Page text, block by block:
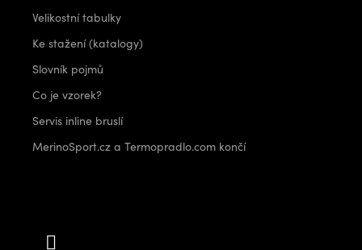
Velikostní tabulky
Ke stažení (katalogy)
Slovník pojmů
Co je vzorek?
Servis inline bruslí
MerinoSport.cz a Termopradlo.com končí